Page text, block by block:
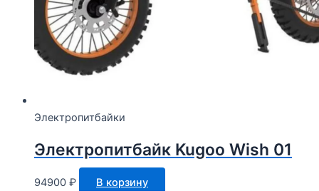
Электропитбайки
Электропитбайк Kugoo Wish 01
94900 ₽ В корзину